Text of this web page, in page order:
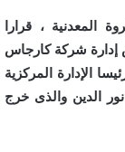
المعدنية ، قرارا
إدارة شركة كارجاس
الإدارة المركزية
الدين والذى خرج